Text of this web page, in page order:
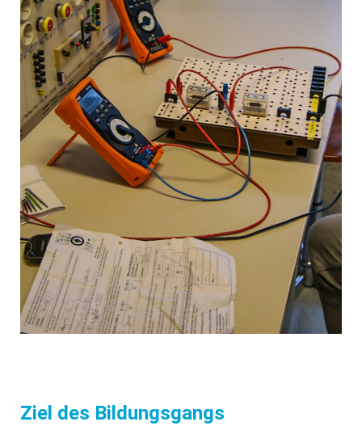
Ziel des Bildungsgangs